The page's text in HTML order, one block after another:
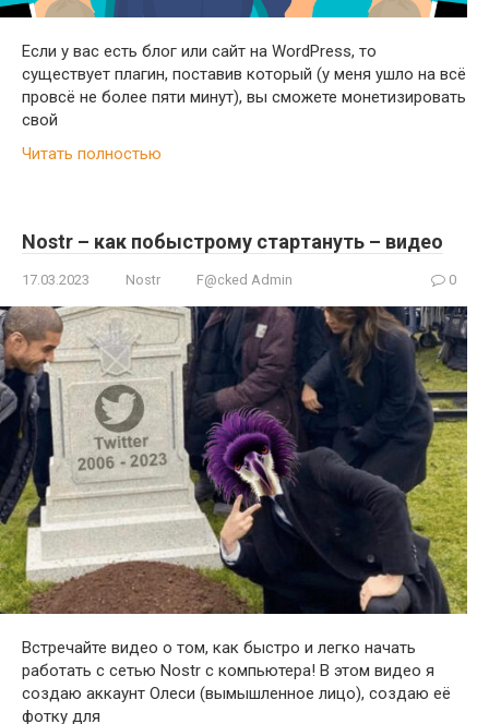
Если у вас есть блог или сайт на WordPress, то
существует плагин, поставив который (у меня ушло на всё
провсё не более пяти минут), вы сможете монетизировать
свой
Читать полностью
Nostr – как побыстрому стартануть – видео
17.03.2023 Nostr F@cked Admin 0
Встречайте видео о том, как быстро и легко начать
работать с сетью Nostr с компьютера! В этом видео я
создаю аккаунт Олеси (вымышленное лицо), создаю её
фотку для